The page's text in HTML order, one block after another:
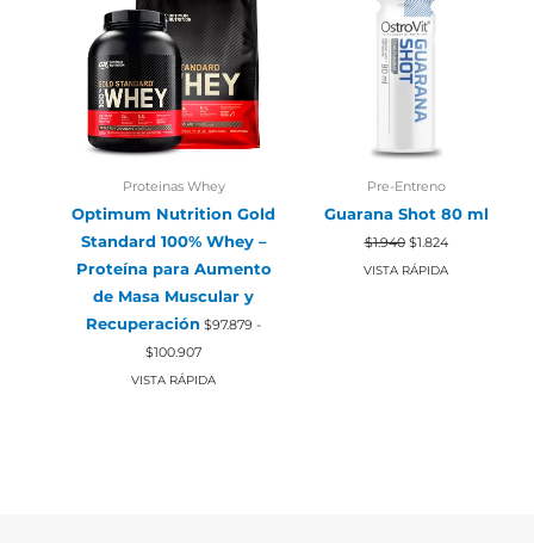
Proteinas Whey
Optimum Nutrition Gold
Standard 100% Whey –
Proteína para Aumento
de Masa Muscular y
Recuperación $97.879 -
$100.907Rango
precios:
VISTA RÁPIDA
Pre-Entreno
Guarana Shot 80 ml
$1.940 El
precio
original
$1.824
precio
actual
VISTA RÁPIDA